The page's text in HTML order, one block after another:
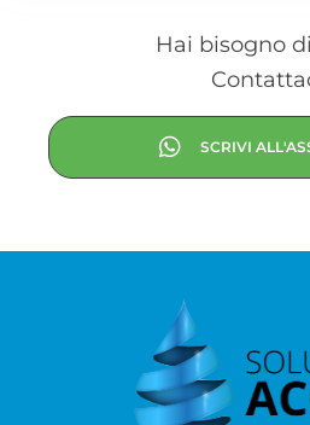
Hai bisogno
SCRIVI